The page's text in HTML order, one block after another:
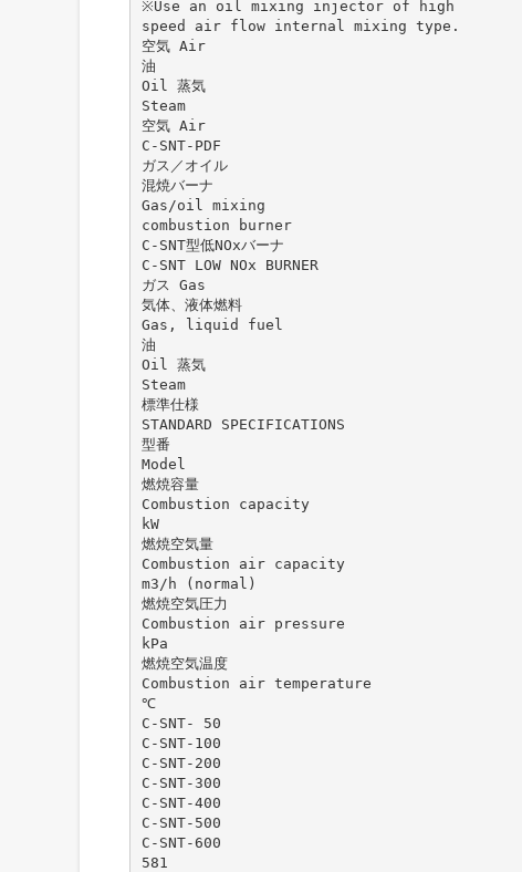
※Use an oil mixing injector of high
speed air flow internal mixing type.
空気 Air
油
Oil 蒸気
Steam
空気 Air
C-SNT-PDF
ガス／オイル
混焼バーナ
Gas/oil mixing
combustion burner
C-SNT型低NOxバーナ
C-SNT LOW NOx BURNER
ガス Gas
気体、液体燃料
Gas, liquid fuel
油
Oil 蒸気
Steam
標準仕様
STANDARD SPECIFICATIONS
型番
Model
燃焼容量
Combustion capacity
kW
燃焼空気量
Combustion air capacity
m3/h (normal)
燃焼空気圧力
Combustion air pressure
kPa
燃焼空気温度
Combustion air temperature
℃
C-SNT- 50
C-SNT-100
C-SNT-200
C-SNT-300
C-SNT-400
C-SNT-500
C-SNT-600
581